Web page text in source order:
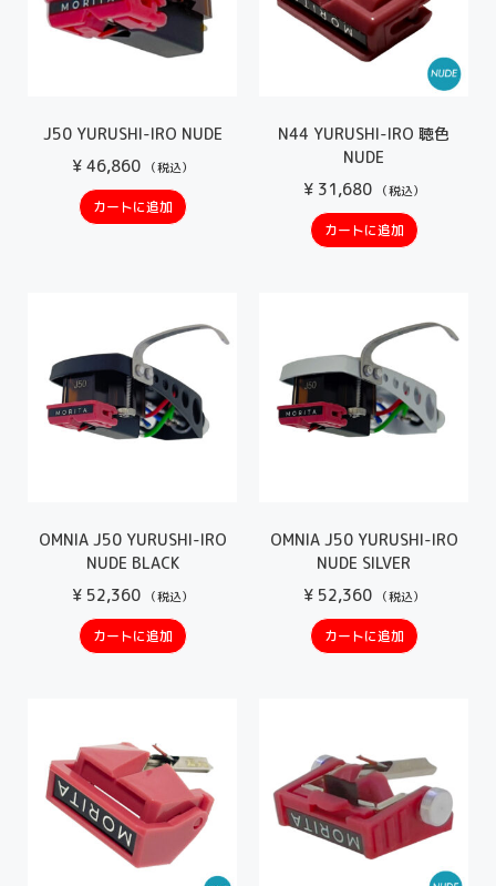
J50 YURUSHI-IRO NUDE
¥46,860 （税込）
カートに追加
N44 YURUSHI-IRO 聴色
NUDE
¥31,680 （税込）
カートに追加
OMNIA J50 YURUSHI-IRO
NUDE BLACK
¥52,360 （税込）
カートに追加
OMNIA J50 YURUSHI-IRO
NUDE SILVER
¥52,360 （税込）
カートに追加